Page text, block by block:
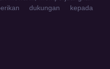
dukungan kepada